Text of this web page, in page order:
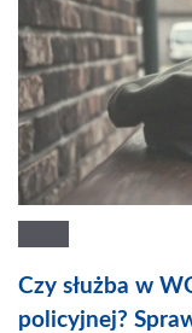
Czy służba w
policyjnej?